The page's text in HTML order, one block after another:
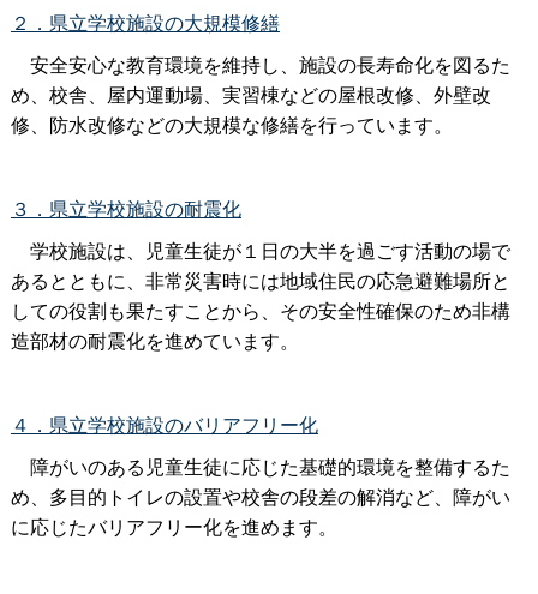
２．県立学校施設の大規模修繕
安全安心な教育環境を維持し、施設の長寿命化を図るた
め、校舎、屋内運動場、実習棟などの屋根改修、外壁改
修、防水改修などの大規模な修繕を行っています。
３．県立学校施設の耐震化
学校施設は、児童生徒が１日の大半を過ごす活動の場で
あるとともに、非常災害時には地域住民の応急避難場所と
しての役割も果たすことから、その安全性確保のため非構
造部材の耐震化を進めています。
４．県立学校施設のバリアフリー化
障がいのある児童生徒に応じた基礎的環境を整備するた
め、多目的トイレの設置や校舎の段差の解消など、障がい
に応じたバリアフリー化を進めます。